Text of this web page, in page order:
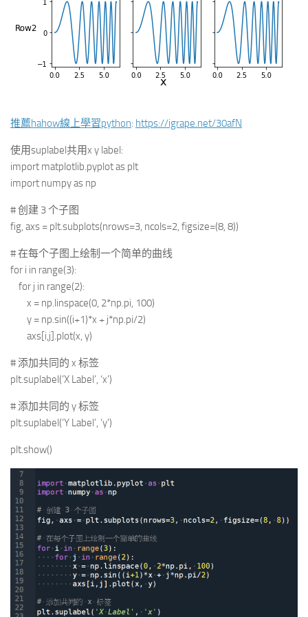
推薦hahow線上學習python: https://igrape.net/30afN
使用suplabel共用x y label:
import matplotlib.pyplot as plt
import numpy as np
# 创建 3 个子图
fig, axs = plt.subplots(nrows=3, ncols=2, figsize=(8, 8))
# 在每个子图上绘制一个简单的曲线
for i in range(3):
for j in range(2):
x = np.linspace(0, 2*np.pi, 100)
y = np.sin((i+1)*x + j*np.pi/2)
axs[i,j].plot(x, y)
# 添加共同的 x 标签
plt.suplabel(‘X Label’, ‘x’)
# 添加共同的 y 标签
plt.suplabel(‘Y Label’, ‘y’)
plt.show()